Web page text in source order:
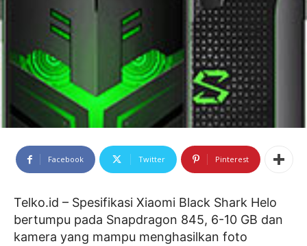
Facebook Twitter Pinterest
Telko.id – Spesifikasi Xiaomi Black Shark Helo
bertumpu pada Snapdragon 845, 6-10 GB dan
kamera yang mampu menghasilkan foto